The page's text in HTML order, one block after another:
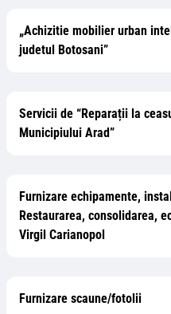
„Achizitie mobilier urban
judetul Botosani”
Servicii de “Reparații la
Municipiului Arad”
Furnizare echipamente,
Restaurarea, consolidarea,
Virgil Carianopol
Furnizare scaune/fotolii